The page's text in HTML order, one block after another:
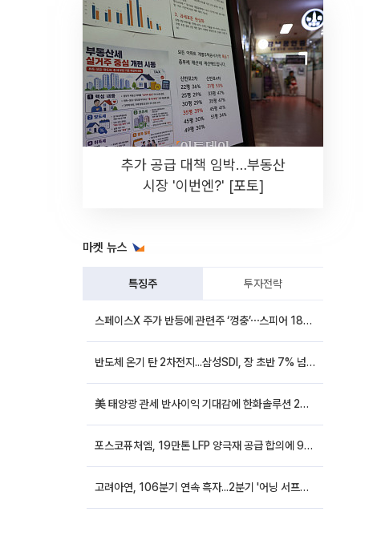
추가 공급 대책 임박…부동산
시장 '이번엔?' [포토]
마켓 뉴스
특징주 투자전략
스페이스X 주가 반등에 관련주 ‘껑충’⋯스피어 18%ㆍ에이치브이엠 12%↑
반도체 온기 탄 2차전지...삼성SDI, 장 초반 7% 넘게 껑충
美 태양광 관세 반사이익 기대감에 한화솔루션 20%대·OCI홀딩스 14%대 급등
포스코퓨처엠, 19만톤 LFP 양극재 공급 합의에 9%대 강세
고려아연, 106분기 연속 흑자...2분기 '어닝 서프라이즈'에 장 초반 12%대 강세